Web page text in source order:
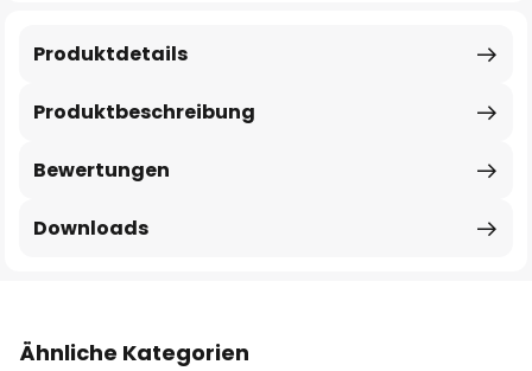
Produktbeschreibung
Produktdetails
Bewertungen
Downloads
Ähnliche Kategorien